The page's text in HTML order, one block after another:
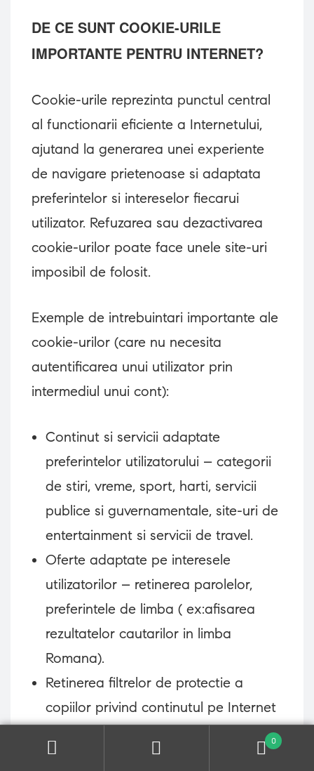
DE CE SUNT COOKIE-URILE
IMPORTANTE PENTRU INTERNET?
Cookie-urile reprezinta punctul central
al functionarii eficiente a Internetului,
ajutand la generarea unei experiente
de navigare prietenoase si adaptata
preferintelor si intereselor fiecarui
utilizator. Refuzarea sau dezactivarea
cookie-urilor poate face unele site-uri
imposibil de folosit.
Exemple de intrebuintari importante ale
cookie-urilor (care nu necesita
autentificarea unui utilizator prin
intermediul unui cont):
Continut si servicii adaptate
preferintelor utilizatorului – categorii
de stiri, vreme, sport, harti, servicii
publice si guvernamentale, site-uri de
entertainment si servicii de travel.
Oferte adaptate pe interesele
utilizatorilor – retinerea parolelor,
preferintele de limba ( ex:afisarea
rezultatelor cautarilor in limba
Romana).
Retinerea filtrelor de protectie a
copiilor privind continutul pe Internet
(optiuni family mode, functii de safe
search).
0